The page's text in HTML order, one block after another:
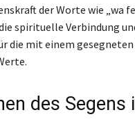
der Worte wie „wa
spirituelle Verbindung
die mit einem gesegneten
des Segens